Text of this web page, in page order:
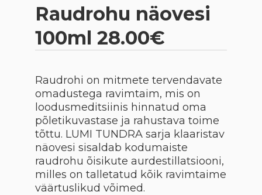
Raudrohu näovesi
100ml 28.00€
Raudrohi on mitmete tervendavate
omadustega ravimtaim, mis on
loodusmeditsiinis hinnatud oma
põletikuvastase ja rahustava toime
tõttu. LUMI TUNDRA sarja klaaristav
näovesi sisaldab kodumaiste
raudrohu õisikute aurdestillatsiooni,
milles on talletatud kõik ravimtaime
väärtuslikud võimed.